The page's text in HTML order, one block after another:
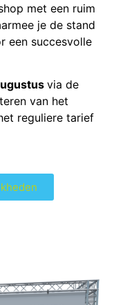
met een ruim
je de stand
een succesvolle
via de
van het
reguliere tarief